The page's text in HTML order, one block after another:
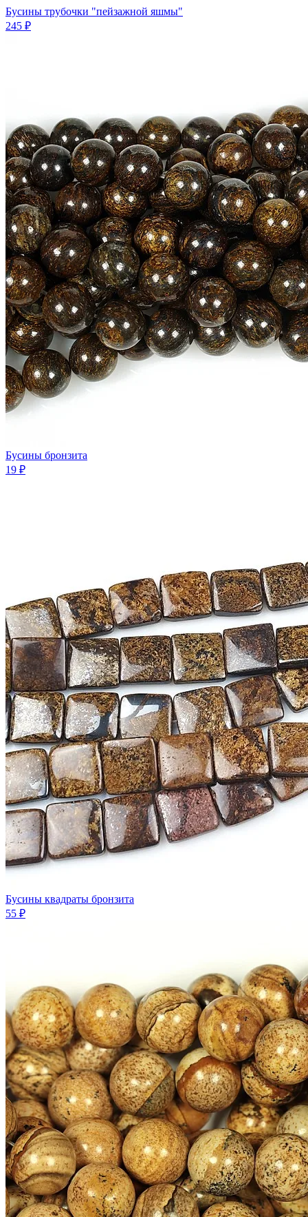
Бусины трубочки "пейзажной яшмы"
245 ₽
Бусины бронзита
19 ₽
Бусины квадраты бронзита
55 ₽